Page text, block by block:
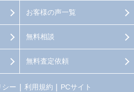
お客様の声一覧
無料相談
無料査定依頼
シー 利用規約
PCサイト